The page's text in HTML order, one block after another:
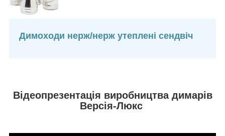
Димоходи нерж/нерж утеплені сендвіч
Відеопрезентація виробництва димарів
Версія-Люкс